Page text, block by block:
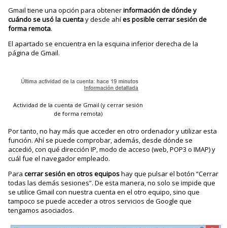
Gmail tiene una opción para obtenerinformación de dónde y
cuándo se usó la cuentay desde ahíes posible cerrar sesión de
forma remota.
El apartado se encuentra en la esquina inferior derecha de la
página de Gmail.
Actividad de la cuenta de Gmail (y cerrar sesión
de forma remota)
Por tanto, no hay más que acceder en otro ordenador y utilizar esta
función. Ahí se puede comprobar, además, desde dónde se
accedió, con qué dirección IP, modo de acceso (web, POP3 o IMAP) y
cuál fue el navegador empleado.
Paracerrar sesión en otros equiposhay que pulsar el botón “Cerrar
todas las demás sesiones”. De esta manera, no solo se impide que
se utilice Gmail con nuestra cuenta en el otro equipo, sino que
tampoco se puede acceder a otros servicios de Google que
tengamos asociados.